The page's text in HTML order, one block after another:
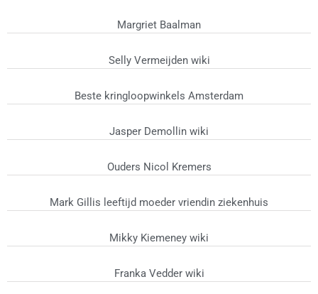
Margriet Baalman
Selly Vermeijden wiki
Beste kringloopwinkels Amsterdam
Jasper Demollin wiki
Ouders Nicol Kremers
Mark Gillis leeftijd moeder vriendin ziekenhuis
Mikky Kiemeney wiki
Franka Vedder wiki